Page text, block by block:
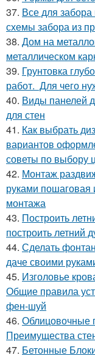
37. Все для
схемы забора из
38. Дом на
металлическом
39. Грунтовка
работ. Для чего
40. Виды панелей
для стен
41. Как выбрать
вариантов
советы по выбору
42. Монтаж
руками пошаговая
монтажа
43. Построить
построить летний
44. Сделать
даче своими
45. Изголовье
Общие правила
фен-шуй
46. Облицовочные
Преимущества
47. Бетонные